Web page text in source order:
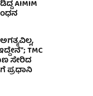
AIMIM
TMC
ಸೇರಿದ
ಪ್ರಧಾನಿ